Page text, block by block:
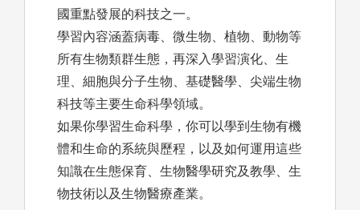
國重點發展的科技之一。
學習內容涵蓋病毒、微生物、植物、動物等
所有生物類群生態，再深入學習演化、生
理、細胞與分子生物、基礎醫學、尖端生物
科技等主要生命科學領域。
如果你學習生命科學，你可以學到生物有機
體和生命的系統與歷程，以及如何運用這些
知識在生態保育、生物醫學研究及教學、生
物技術以及生物醫療產業。